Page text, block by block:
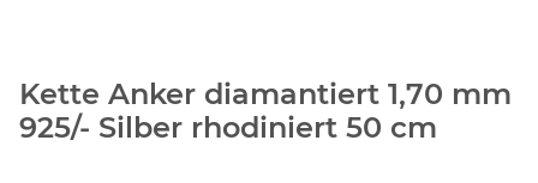
Kette Anker diamantiert 1,70 mm
925/- Silber rhodiniert 50 cm